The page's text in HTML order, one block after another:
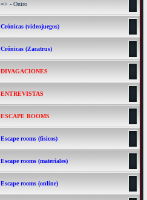
=> - Oniro
Crónicas (videojuegos)
Crónicas (Zacatrus)
DIVAGACIONES
ENTREVISTAS
ESCAPE ROOMS
Escape rooms (físicos)
Escape rooms (materiales)
Escape rooms (online)